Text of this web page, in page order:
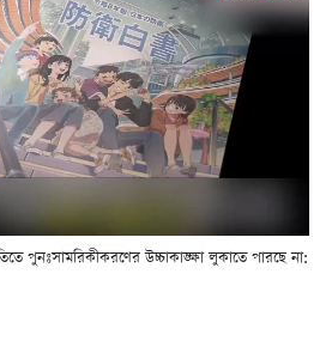
পুনঃসামরিকীকরণের উচ্চাকাঙ্ক্ষা লুকাতে পারছে না: